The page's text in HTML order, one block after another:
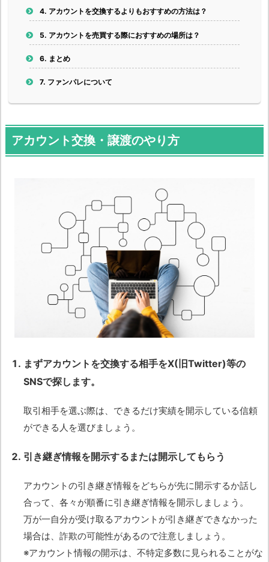
4. アカウントを交換するよりもおすすめの方法は？
5. アカウントを売買する際におすすめの場所は？
6. まとめ
7. ファンパレについて
アカウント交換・譲渡のやり方
まずアカウントを交換する相手をX(旧Twitter)等の
SNSで探します。
取引相手を選ぶ際は、できるだけ実績を開示している信頼
ができる人を選びましょう。
引き継ぎ情報を開示するまたは開示してもらう
アカウントの引き継ぎ情報をどちらが先に開示するか話し
合って、各々が順番に引き継ぎ情報を開示しましょう。
万が一自分が受け取るアカウントが引き継ぎできなかった
場合は、詐欺の可能性があるので注意しましょう。
※アカウント情報の開示は、不特定多数に見られることがな